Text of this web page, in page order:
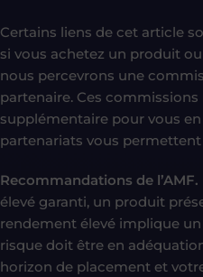
Certains liens de cet article
si vous achetez un produit
nous percevrons une
partenaire. Ces
supplémentaire pour vous
partenariats vous
Recommandations de l’AMF.
élevé garanti, un produit
rendement élevé implique
risque doit être en
horizon de placement et